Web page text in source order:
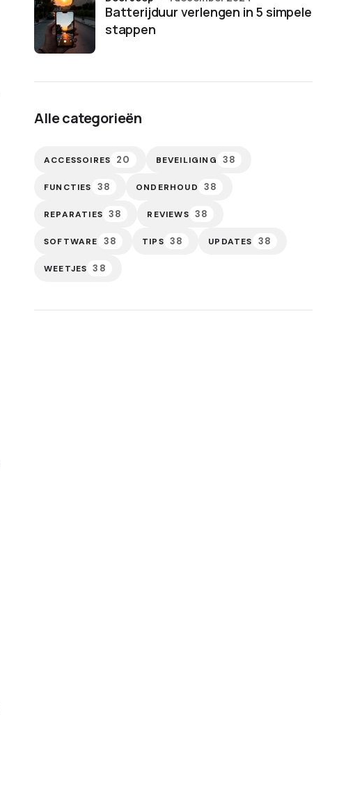
Batterijduur verlengen in 5 simpele
stappen
Alle categorieën
ACCESSOIRES 20 BEVEILIGING 38
FUNCTIES 38 ONDERHOUD 38
REPARATIES 38 REVIEWS 38
SOFTWARE 38 TIPS 38 UPDATES 38
WEETJES 38